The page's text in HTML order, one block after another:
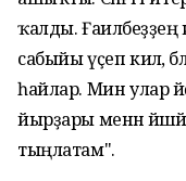
ҡалды.
сабыйы үҫеп килә,
һайлар. Мин улар
йырҙары менән
тыңлатам".